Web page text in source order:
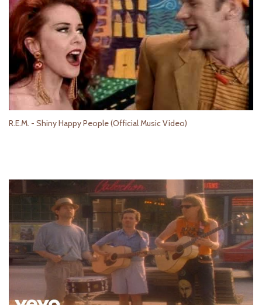
R.E.M. - Shiny Happy People (Official Music Video)